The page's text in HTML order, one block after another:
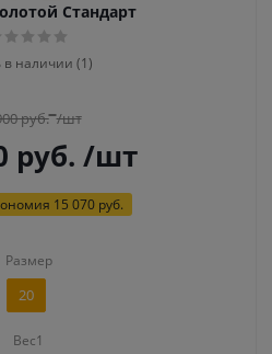
Стандарт
в наличии (1)
руб. /шт
руб. /шт
15 070 руб.
Размер
20
Вес1